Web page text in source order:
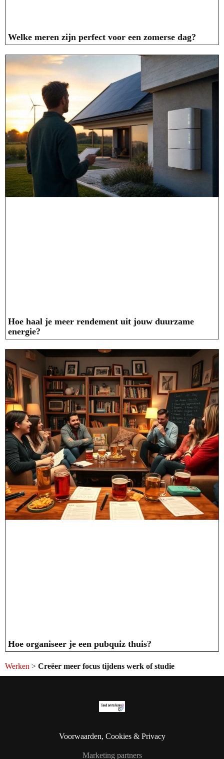
Welke meren zijn perfect voor een zomerse dag?
Hoe haal je meer rendement uit jouw duurzame
energie?
Hoe organiseer je een pubquiz thuis?
Werken > Creëer meer focus tijdens werk of studie
Voorwaarden, Cookies & Privacy
Marketing partners